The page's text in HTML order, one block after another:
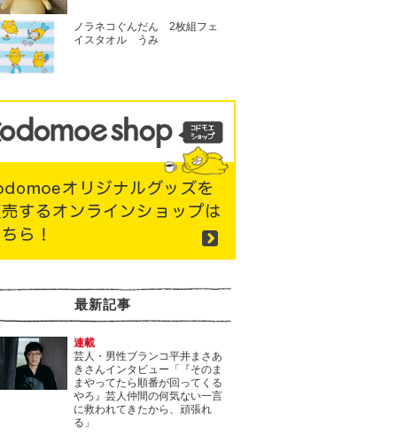
ノラネコぐんだん 2枚組フェ
イスタオル うみ
最新記事
連載
芸人・男性ブランコ平井まさあ
きさんインタビュー「『そのま
まやってたら順番が回ってくる
やろ』芸人仲間の何気ない一言
に救われてきたから、頑張れ
る」